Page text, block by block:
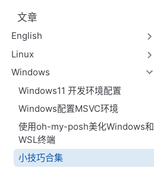
文章
English
Linux
Windows
Windows11 开发环境配置
Windows配置MSVC环境
使用oh-my-posh美化Windows和
WSL终端
小技巧合集